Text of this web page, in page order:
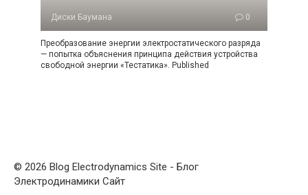
Диски Баумана 0
Преобразование энергии электростатического разряда
— попытка объяснения принципа действия устройства
свободной энергии «Тестатика». Published
© 2026 Blog Electrodynamics Site - Блог
Электродинамики Сайт